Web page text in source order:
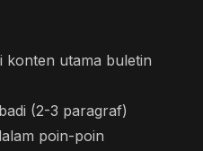
konten utama buletin
(2-3 paragraf)
poin-poin